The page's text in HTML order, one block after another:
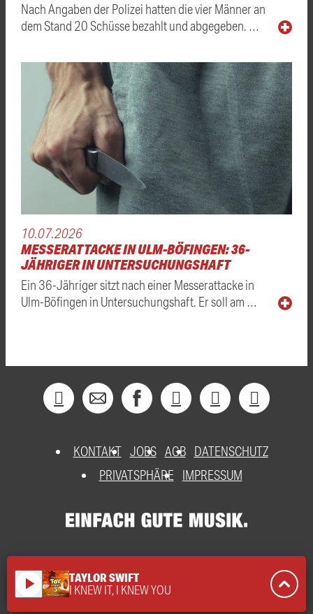
Nach Angaben der Polizei hatten die vier Männer an
dem Stand 20 Schüsse bezahlt und abgegeben. …
10.07.2026
MESSERATTACKE IN ULM-BÖFINGEN: 36-
JÄHRIGER IN UNTERSUCHUNGSHAFT
Ein 36-Jähriger sitzt nach einer Messerattacke in
Ulm-Böfingen in Untersuchungshaft. Er soll am …
KONTAKT JOBS AGB DATENSCHUTZ
PRIVATSPHÄRE
IMPRESSUM
play_arrow TAYLOR SWIFT
I KNEW IT, I KNEW YOU